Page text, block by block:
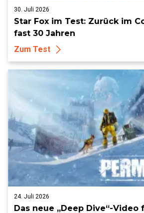
30. Juli 2026
Star Fox im Test: Zurück im
fast 30 Jahren
Zum Test
24. Juli 2026
Das neue „Deep Dive“-Video